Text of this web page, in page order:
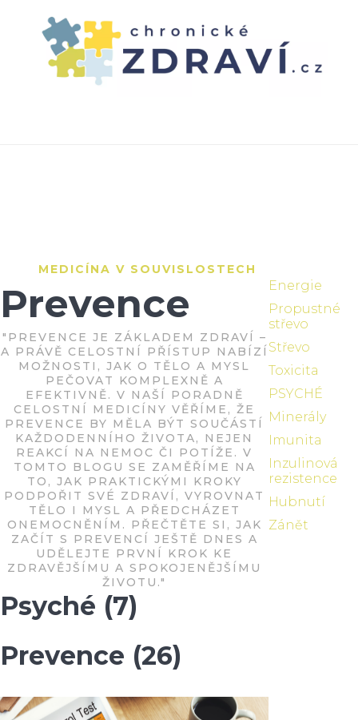
MEDICÍNA V SOUVISLOSTECH
Prevence
"PREVENCE JE ZÁKLADEM ZDRAVÍ –
A PRÁVĚ CELOSTNÍ PŘÍSTUP NABÍZÍ
MOŽNOSTI, JAK O TĚLO A MYSL
PEČOVAT KOMPLEXNĚ A
EFEKTIVNĚ. V NAŠÍ PORADNĚ
CELOSTNÍ MEDICÍNY VĚŘÍME, ŽE
PREVENCE BY MĚLA BÝT SOUČÁSTÍ
KAŽDODENNÍHO ŽIVOTA, NEJEN
REAKCÍ NA NEMOC ČI POTÍŽE. V
TOMTO BLOGU SE ZAMĚŘÍME NA
TO, JAK PRAKTICKÝMI KROKY
PODPOŘIT SVÉ ZDRAVÍ, VYROVNAT
TĚLO I MYSL A PŘEDCHÁZET
ONEMOCNĚNÍM. PŘEČTĚTE SI, JAK
ZAČÍT S PREVENCÍ JEŠTĚ DNES A
UDĚLEJTE PRVNÍ KROK KE
ZDRAVĚJŠÍMU A SPOKOJENĚJŠÍMU
ŽIVOTU."
Psyché (7)
Prevence (26)
Energie
Propustné
střevo
Střevo
Toxicita
PSYCHÉ
Minerály
Imunita
Inzulinová
rezistence
Hubnutí
Zánět